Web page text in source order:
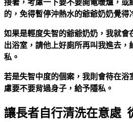
接著，考慮一下要不要開電暖爐，或
的，免得暫停沖熱水的爺爺奶奶覺得
如果是輕度失智的爺爺奶奶，我就會
出浴室，請他上好廁所再叫我進去，
私。
若是失智中度的個案，我則會待在浴
慮要不要背過身子，給予隱私。
讓長者自行清洗在意處